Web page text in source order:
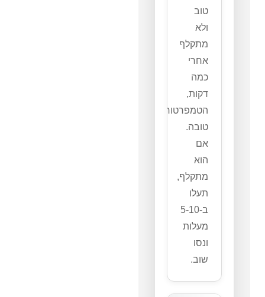
טוב
ולא
מתקלף
אחרי
כמה
דקות,
הטמפרטורה
טובה.
אם
הוא
מתקלף,
תעלו
ב-5-10
מעלות
ונסו
שוב.